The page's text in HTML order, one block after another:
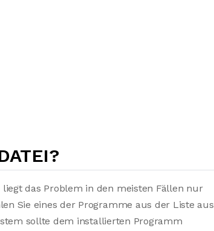
das Problem in den meisten Fällen nur
Sie eines der Programme aus der Liste aus
sollte dem installierten Programm